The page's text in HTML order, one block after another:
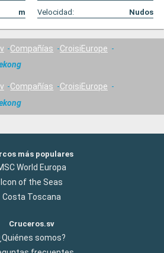
m Velocidad: Nudos
Compañías
CroisiEurope
Compañías
CroisiEurope
más populares
World Europa
Icon of the Seas
Costa Toscana
Cruceros.sv
somos?